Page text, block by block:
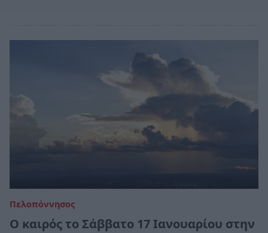
Πελοπόννησος
Ο καιρός το Σάββατο 17 Ιανουαρίου στην